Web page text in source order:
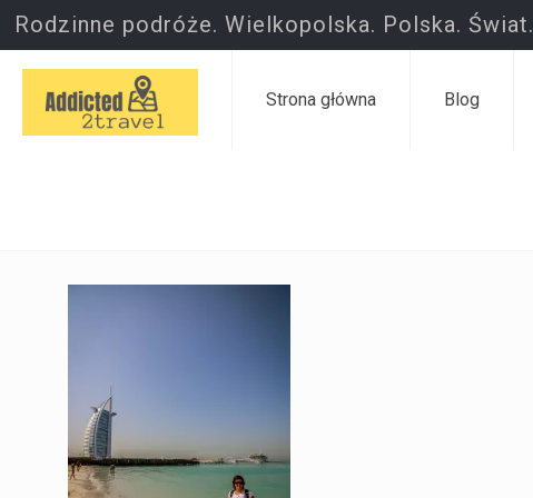
Rodzinne podróże. Wielkopolska. Polska. Świat.
Strona główna Blog